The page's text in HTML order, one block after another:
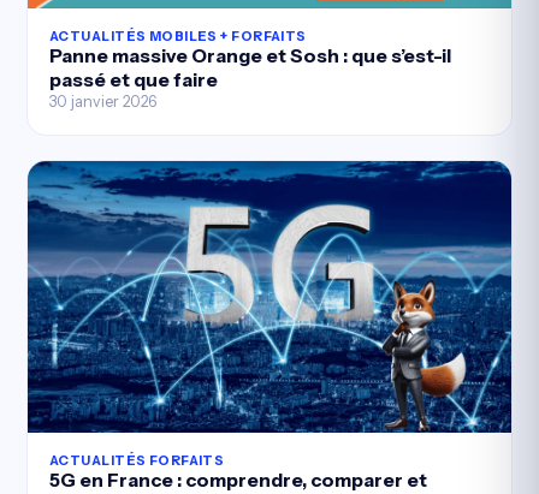
ACTUALITÉS MOBILES + FORFAITS
Panne massive Orange et Sosh : que s’est-il
passé et que faire
30 janvier 2026
ACTUALITÉS FORFAITS
5G en France : comprendre, comparer et